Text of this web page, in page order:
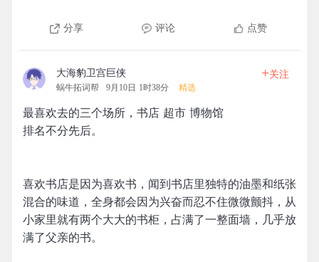
分享 评论 点赞
大海豹卫宫巨侠
蜗牛拓词帮 9月10日 1时38分 精选
+关注
最喜欢去的三个场所，书店 超市 博物馆
排名不分先后。
喜欢书店是因为喜欢书，闻到书店里独特的油墨和纸张
混合的味道，全身都会因为兴奋而忍不住微微颤抖，从
小家里就有两个大大的书柜，占满了一整面墙，几乎放
满了父亲的书。